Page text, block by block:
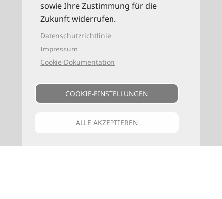
Kontaktinformationen
0521 94649-0 (Mo–Fr: 9–16 Uhr)
info@reise-know-how.de
sowie Ihre Zustimmung für die
Zukunft widerrufen.
Datenschutzrichtlinie
Impressum
Cookie-Dokumentation
COOKIE-EINSTELLUNGEN
ALLE AKZEPTIEREN